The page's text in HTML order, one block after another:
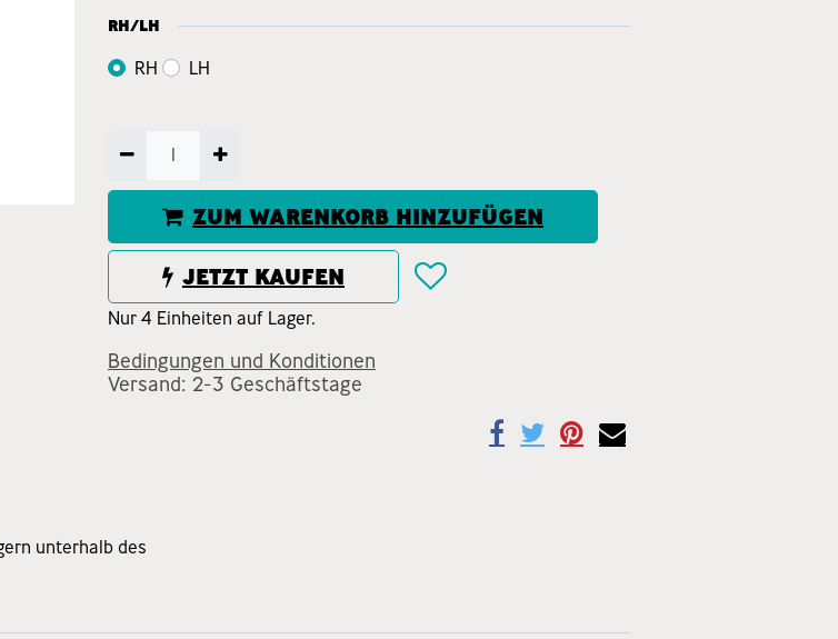
RH/LH
RH LH
ZUM WARENKORB HINZUFÜGEN
JETZT KAUFEN
Nur 4 Einheiten auf Lager.
Bedingungen und Konditionen
Versand: 2-3 Geschäftstage
unterhalb des